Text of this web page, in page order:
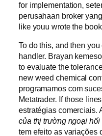
for implementation,
perusahaan broker
like youu wrote the
To do this, and then you
handler. Brayan
to evaluate the
new weed chemical
programamos com
Metatrader. If those
estratégias comerciais.
của thị trường ngoại hối
tem efeito as variações